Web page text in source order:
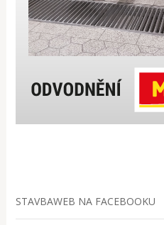
STAVBAWEB NA FACEBOOKU